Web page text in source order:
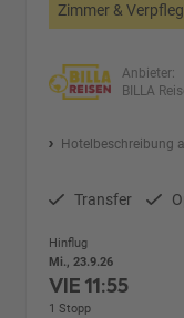
Zimmer &
Anbieter:
BILLA
Hotelbeschreibung
Transfer
Hinflug
Mi., 23.9.26
VIE11:55
1 Stopp